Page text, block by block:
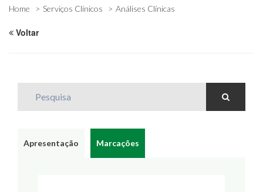
Home Serviços Clínicos Análises Clínicas
Voltar
Apresentação Marcações